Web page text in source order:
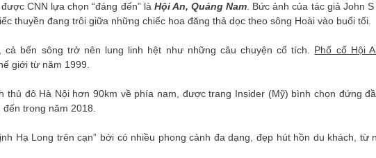
CNN lựa chọn “đáng đến” là Hội An, Quảng Nam . Bức ảnh của tác giả John
thuyền đang trôi giữa những chiếc hoa đăng thả dọc theo sông Hoài vào buổi tối.
bến sông trở nên lung linh hệt như những câu chuyện cổ tích. Phố cổ Hội
giới từ năm 1999.
thủ đô Hà Nội hơn 90km về phía nam, được trang Insider (Mỹ) bình chọn đứng
trong năm 2018.
Hạ Long trên cạn” bởi có nhiều phong cảnh đa dạng, đẹp hút hồn du khách, từ
Ms. Nguyễn Thanh Hiền – Tour Nhật Bản